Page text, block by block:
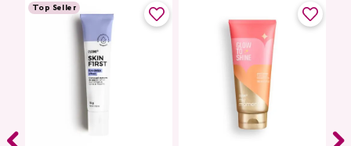
Top Seller